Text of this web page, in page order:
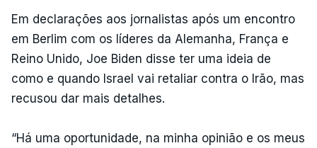
Em declarações aos jornalistas após um encontro
em Berlim com os líderes da Alemanha, França e
Reino Unido, Joe Biden disse ter uma ideia de
como e quando Israel vai retaliar contra o Irão, mas
recusou dar mais detalhes.
“Há uma oportunidade, na minha opinião e os meus